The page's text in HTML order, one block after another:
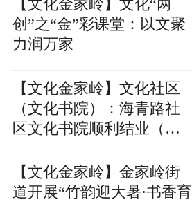
【文化金家岭】文化“两
创”之“金”彩课堂：以文聚
力润万家
【文化金家岭】文化社区
（文化书院）：海青路社
区文化书院顺利结业（七
【文化金家岭】金家岭街
道开展“竹韵迎大暑·书香育